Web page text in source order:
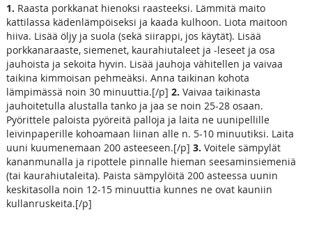
1. Raasta porkkanat hienoksi raasteeksi. Lämmitä maito
kattilassa kädenlämpöiseksi ja kaada kulhoon. Liota maitoon
hiiva. Lisää öljy ja suola (sekä siirappi, jos käytät). Lisää
porkkanaraaste, siemenet, kaurahiutaleet ja -leseet ja osa
jauhoista ja sekoita hyvin. Lisää jauhoja vähitellen ja vaivaa
taikina kimmoisan pehmeäksi. Anna taikinan kohota
lämpimässä noin 30 minuuttia.[/p] 2. Vaivaa taikinasta
jauhoitetulla alustalla tanko ja jaa se noin 25-28 osaan.
Pyörittele paloista pyöreitä palloja ja laita ne uunipellille
leivinpaperille kohoamaan liinan alle n. 5-10 minuutiksi. Laita
uuni kuumenemaan 200 asteeseen.[/p] 3. Voitele sämpylät
kananmunalla ja ripottele pinnalle hieman seesaminsiemeniä
(tai kaurahiutaleita). Paista sämpylöitä 200 asteessa uunin
keskitasolla noin 12-15 minuuttia kunnes ne ovat kauniin
kullanruskeita.[/p]